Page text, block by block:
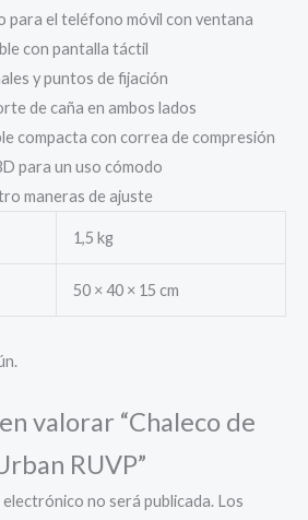
para el teléfono móvil con ventana
con pantalla táctil
y puntos de fijación
de caña en ambos lados
compacta con correa de compresión
para un uso cómodo
maneras de ajuste
1,5 kg
50 × 40 × 15 cm
valorar “Chaleco de
RUVP”
no será publicada. Los